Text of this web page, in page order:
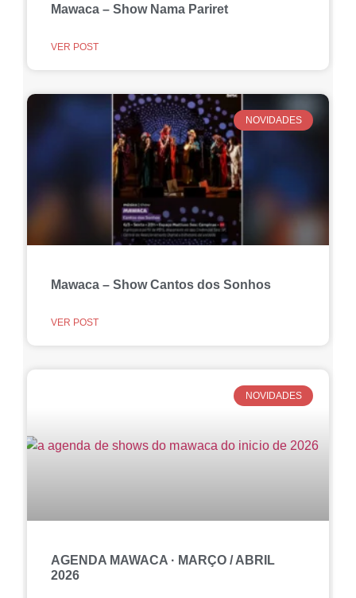
Mawaca – Show Nama Pariret
VER POST
NOVIDADES
Mawaca – Show Cantos dos Sonhos
VER POST
NOVIDADES
AGENDA MAWACA · MARÇO / ABRIL
2026